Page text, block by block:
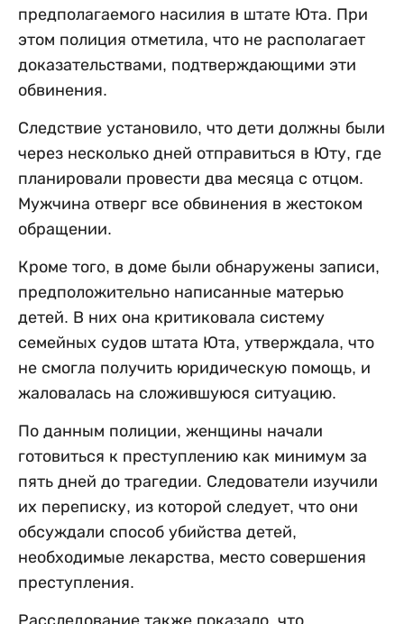
предполагаемого насилия в штате Юта. При
этом полиция отметила, что не располагает
доказательствами, подтверждающими эти
обвинения.
Следствие установило, что дети должны были
через несколько дней отправиться в Юту, где
планировали провести два месяца с отцом.
Мужчина отверг все обвинения в жестоком
обращении.
Кроме того, в доме были обнаружены записи,
предположительно написанные матерью
детей. В них она критиковала систему
семейных судов штата Юта, утверждала, что
не смогла получить юридическую помощь, и
жаловалась на сложившуюся ситуацию.
По данным полиции, женщины начали
готовиться к преступлению как минимум за
пять дней до трагедии. Следователи изучили
их переписку, из которой следует, что они
обсуждали способ убийства детей,
необходимые лекарства, место совершения
преступления.